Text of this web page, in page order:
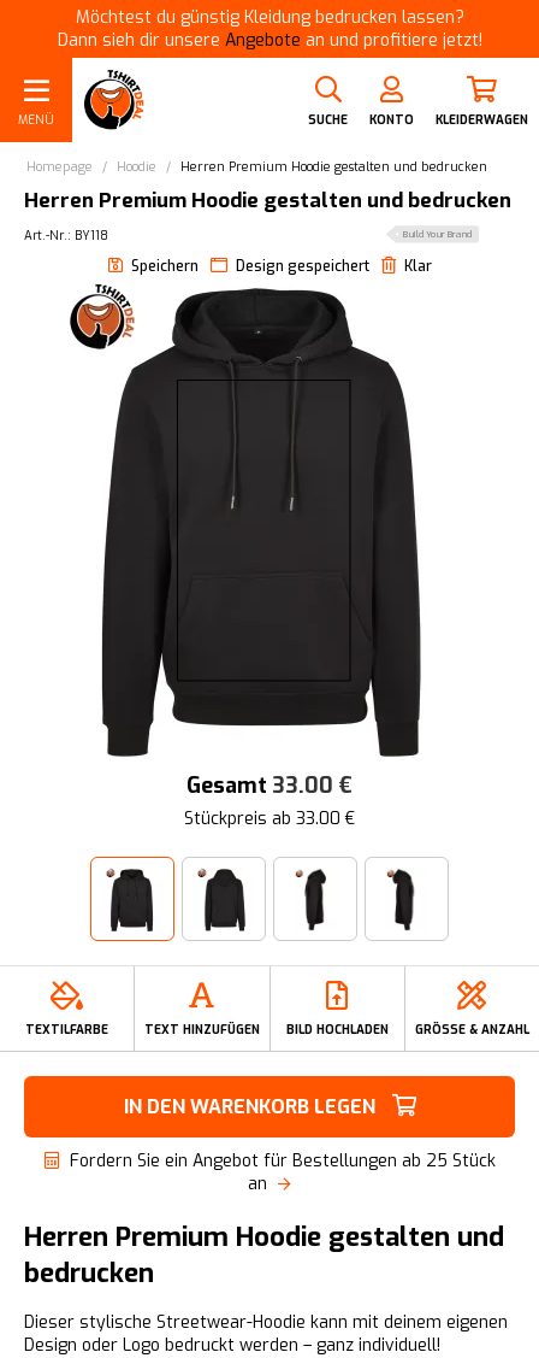
Möchtest du günstig Kleidung bedrucken lassen?
Dann sieh dir unsere Angebote an und profitiere jetzt!
MENÜ SUCHE KONTO KLEIDERWAGEN
Homepage / Hoodie / Herren Premium Hoodie gestalten und bedrucken
Herren Premium Hoodie gestalten und bedrucken
Build Your Brand
Art.-Nr.: BY118
Speichern Design gespeichert Klar
Gesamt 33.00 €
Stückpreis ab 33.00 €
TEXTILFARBE TEXT HINZUFÜGEN BILD HOCHLADEN GRÖSSE & ANZAHL
IN DEN WARENKORB LEGEN
Fordern Sie ein Angebot für Bestellungen ab 25 Stück
an
Herren Premium Hoodie gestalten und
bedrucken
Dieser stylische Streetwear-Hoodie kann mit deinem eigenen
Design oder Logo bedruckt werden – ganz individuell!